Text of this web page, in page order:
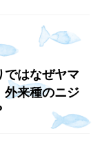
ではなぜヤマ
外来種のニジ